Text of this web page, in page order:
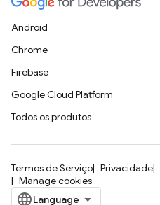
Android
Chrome
Firebase
Google Cloud Platform
Todos os produtos
Termos de Serviço Privacidade
Manage cookies